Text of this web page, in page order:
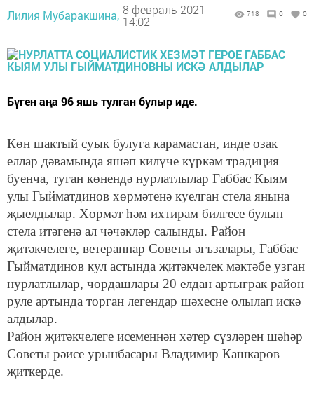
Лилия Мубаракшина, 8 февраль 2021 -
14:02
718 0 0
Бүген аңа 96 яшь тулган булыр иде.
Көн шактый суык булуга карамастан, инде озак
еллар дәвамында яшәп килүче күркәм традиция
буенча, туган көнендә нурлатлылар Габбас Кыям
улы Гыйматдинов хөрмәтенә куелган стела янына
җыелдылар. Хөрмәт һәм ихтирам билгесе булып
стела итәгенә ал чәчәкләр салынды. Район
җитәкчелеге, ветераннар Советы әгъзалары, Габбас
Гыйматдинов кул астында җитәкчелек мәктәбе узган
нурлатлылар, чордашлары 20 елдан артыграк район
руле артында торган легендар шәхесне олылап искә
алдылар.
Район җитәкчелеге исеменнән хәтер сүзләрен шәһәр
Советы рәисе урынбасары Владимир Кашкаров
җиткерде.